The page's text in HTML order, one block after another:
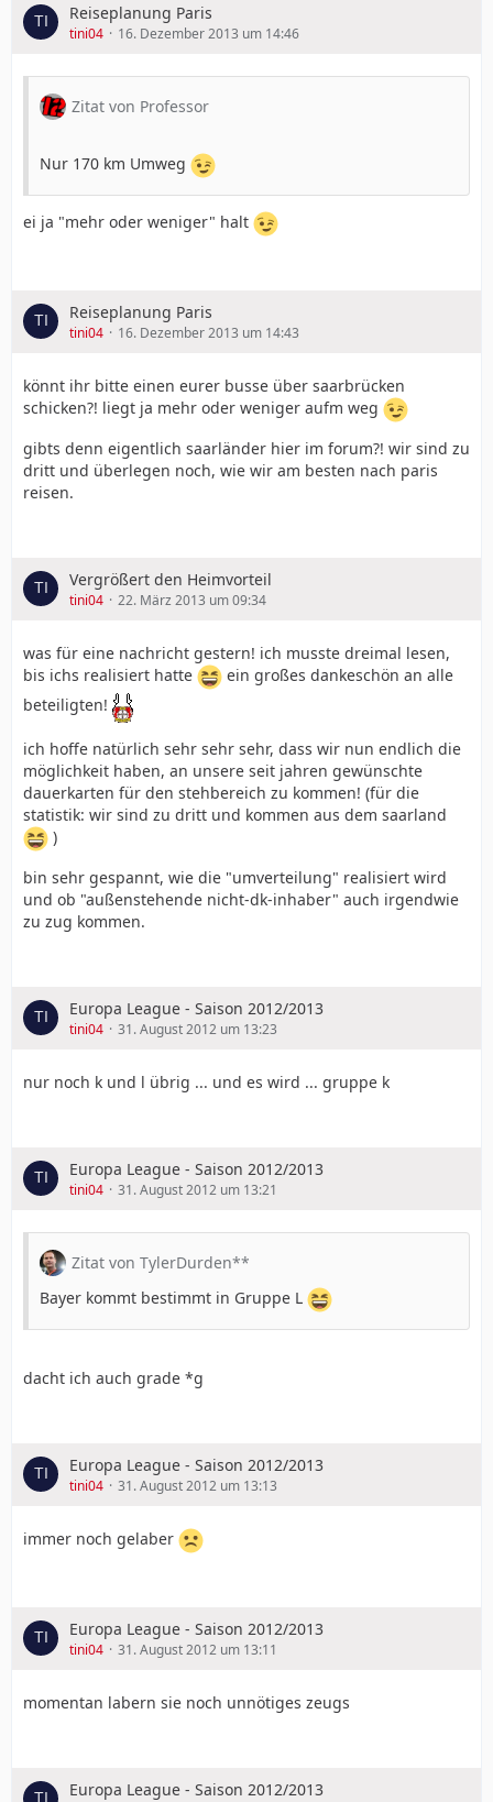
Reiseplanung Paris
tini04 16. Dezember 2013 um 14:46
Zitat von Professor
Nur 170 km Umweg
ei ja "mehr oder weniger" halt
Reiseplanung Paris
tini04 16. Dezember 2013 um 14:43
könnt ihr bitte einen eurer busse über saarbrücken
schicken?! liegt ja mehr oder weniger aufm weg
gibts denn eigentlich saarländer hier im forum?! wir sind zu
dritt und überlegen noch, wie wir am besten nach paris
reisen.
Vergrößert den Heimvorteil
tini04 22. März 2013 um 09:34
was für eine nachricht gestern! ich musste dreimal lesen,
bis ichs realisiert hatte
ein großes dankeschön an alle
beteiligten!
ich hoffe natürlich sehr sehr sehr, dass wir nun endlich die
möglichkeit haben, an unsere seit jahren gewünschte
dauerkarten für den stehbereich zu kommen! (für die
statistik: wir sind zu dritt und kommen aus dem saarland
)
bin sehr gespannt, wie die "umverteilung" realisiert wird
und ob "außenstehende nicht-dk-inhaber" auch irgendwie
zu zug kommen.
Europa League - Saison 2012/2013
tini04 31. August 2012 um 13:23
nur noch k und l übrig ... und es wird ... gruppe k
Europa League - Saison 2012/2013
tini04 31. August 2012 um 13:21
Zitat von TylerDurden**
Bayer kommt bestimmt in Gruppe L
dacht ich auch grade *g
Europa League - Saison 2012/2013
tini04 31. August 2012 um 13:13
immer noch gelaber
Europa League - Saison 2012/2013
tini04 31. August 2012 um 13:11
momentan labern sie noch unnötiges zeugs
Europa League - Saison 2012/2013